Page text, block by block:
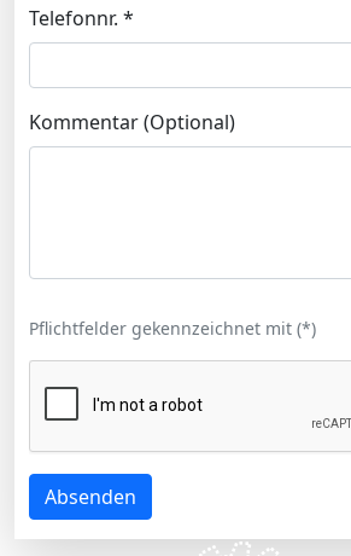
Telefonnr. *
Kommentar (Optional)
Pflichtfelder gekennzeichnet mit (*)
Absenden